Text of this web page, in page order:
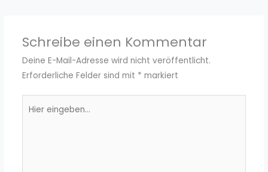
Schreibe einen Kommentar
Deine E-Mail-Adresse wird nicht veröffentlicht.
Erforderliche Felder sind mit * markiert
eingeben…